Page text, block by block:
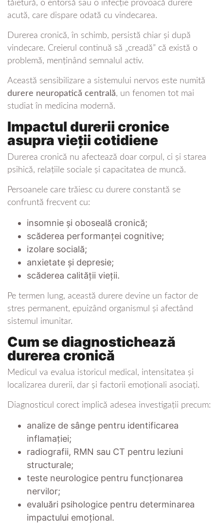
tăietură, o entorsă sau o infecție provoacă durere
acută, care dispare odată cu vindecarea.
Durerea cronică, în schimb, persistă chiar și după
vindecare. Creierul continuă să „creadă” că există o
problemă, menținând semnalul activ.
Această sensibilizare a sistemului nervos este numită
durere neuropatică centrală, un fenomen tot mai
studiat în medicina modernă.
Impactul durerii cronice
asupra vieții cotidiene
Durerea cronică nu afectează doar corpul, ci și starea
psihică, relațiile sociale și capacitatea de muncă.
Persoanele care trăiesc cu durere constantă se
confruntă frecvent cu:
insomnie și oboseală cronică;
scăderea performanței cognitive;
izolare socială;
anxietate și depresie;
scăderea calității vieții.
Pe termen lung, această durere devine un factor de
stres permanent, epuizând organismul și afectând
sistemul imunitar.
Cum se diagnostichează
durerea cronică
Medicul va evalua istoricul medical, intensitatea și
localizarea durerii, dar și factorii emoționali asociați.
Diagnosticul corect implică adesea investigații precum:
analize de sânge pentru identificarea
inflamației;
radiografii, RMN sau CT pentru leziuni
structurale;
teste neurologice pentru funcționarea
nervilor;
evaluări psihologice pentru determinarea
impactului emoțional.